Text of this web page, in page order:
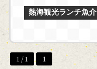
熱海観光ランチ魚介
1 / 1 1